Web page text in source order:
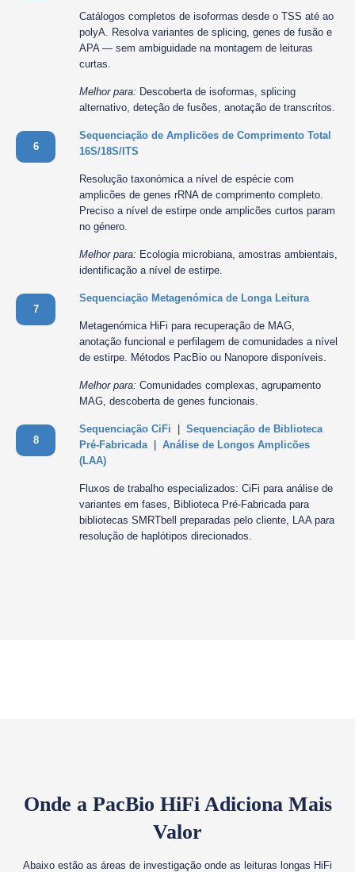
Catálogos completos de isoformas desde o TSS até ao
polyA. Resolva variantes de splicing, genes de fusão e
APA — sem ambiguidade na montagem de leituras
curtas.
Melhor para: Descoberta de isoformas, splicing
alternativo, deteção de fusões, anotação de transcritos.
6
Sequenciação de Amplicões de Comprimento Total
16S/18S/ITS
Resolução taxonómica a nível de espécie com
amplicões de genes rRNA de comprimento completo.
Preciso a nível de estirpe onde amplicões curtos param
no género.
Melhor para: Ecologia microbiana, amostras ambientais,
identificação a nível de estirpe.
7
Sequenciação Metagenómica de Longa Leitura
Metagenómica HiFi para recuperação de MAG,
anotação funcional e perfilagem de comunidades a nível
de estirpe. Métodos PacBio ou Nanopore disponíveis.
Melhor para: Comunidades complexas, agrupamento
MAG, descoberta de genes funcionais.
8
Sequenciação CiFi
Sequenciação de Biblioteca
Pré-Fabricada| Análise de Longos Amplicões
(LAA)
Fluxos de trabalho especializados: CiFi para análise de
variantes em fases, Biblioteca Pré-Fabricada para
bibliotecas SMRTbell preparadas pelo cliente, LAA para
resolução de haplótipos direcionados.
Onde a PacBio HiFi Adiciona Mais
Valor
Abaixo estão as áreas de investigação onde as leituras longas HiFi